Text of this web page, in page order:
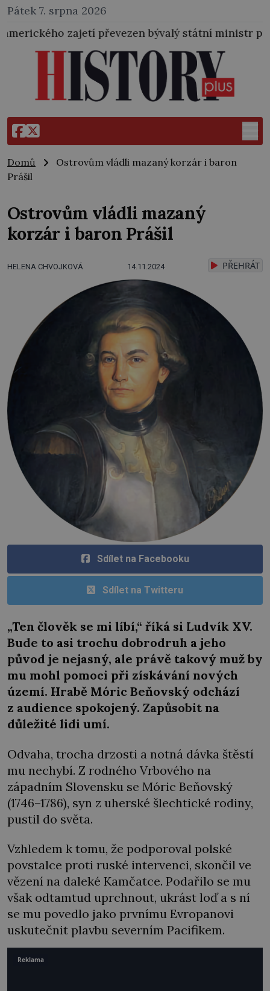
Pátek 7. srpna 2026
bývalý státní ministr pro protektorát K.
Domů
Ostrovům vládli mazaný korzár i baron
Prášil
Ostrovům vládli mazaný
korzár i baron Prášil
HELENA CHVOJKOVÁ 14.11.2024 PŘEHRÁT
Sdílet na Facebooku
Sdílet na Twitteru
„Ten člověk se mi líbí,“ říká si Ludvík XV.
Bude to asi trochu dobrodruh a jeho
původ je nejasný, ale právě takový muž by
mu mohl pomoci při získávání nových
území. Hrabě Móric Beňovský odchází
z audience spokojený. Zapůsobit na
důležité lidi umí.
Odvaha, trocha drzosti a notná dávka štěstí
mu nechybí. Z rodného Vrbového na
západním Slovensku se Móric Beňovský
(1746–1786), syn z uherské šlechtické rodiny,
pustil do světa.
Vzhledem k tomu, že podporoval polské
povstalce proti ruské intervenci, skončil ve
vězení na daleké Kamčatce. Podařilo se mu
však odtamtud uprchnout, ukrást loď a s ní
se mu povedlo jako prvnímu Evropanovi
uskutečnit plavbu severním Pacifikem.
Reklama